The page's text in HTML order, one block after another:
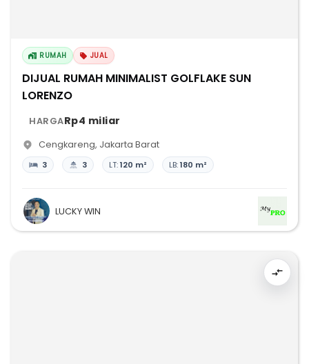
RUMAH JUAL
DIJUAL RUMAH MINIMALIST GOLFLAKE SUN
LORENZO
HARGARp4 miliar
Cengkareng, Jakarta Barat
3 3 LT:120 m² LB:180 m²
LUCKY WIN